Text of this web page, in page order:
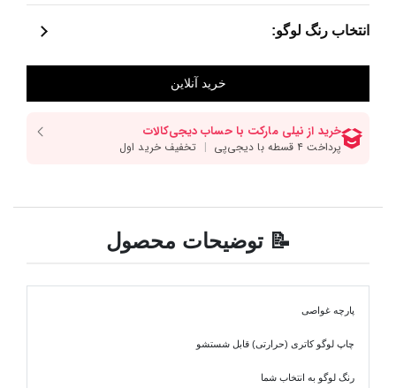
انتخاب رنگ لوگو:
📝 توضیحات محصول
پارچه غواصی
چاپ لوگو کاتری (حرارتی) قابل شستشو
رنگ لوگو به انتخاب شما